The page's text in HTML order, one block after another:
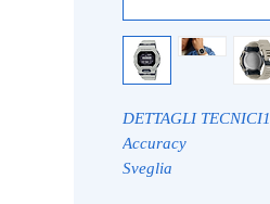
DETTAGLI TECNICI1
Accuracy
Sveglia